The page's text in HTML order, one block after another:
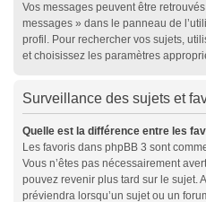
Vos messages peuvent être
messages » dans le panneau de
profil. Pour rechercher vos sujets,
et choisissez les paramètres
Surveillance des sujets et
Quelle est la différence entre les
Les favoris dans phpBB 3 sont
Vous n’êtes pas nécessairement
pouvez revenir plus tard sur le sujet.
préviendra lorsqu’un sujet ou un